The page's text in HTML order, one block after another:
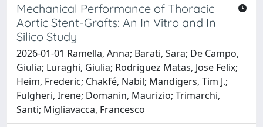
Mechanical Performance of Thoracic
Aortic Stent-Grafts: An In Vitro and In
Silico Study
2026-01-01 Ramella, Anna; Barati, Sara; De Campo,
Giulia; Luraghi, Giulia; Rodriguez Matas, Jose Felix;
Heim, Frederic; Chakfé, Nabil; Mandigers, Tim J.;
Fulgheri, Irene; Domanin, Maurizio; Trimarchi,
Santi; Migliavacca, Francesco